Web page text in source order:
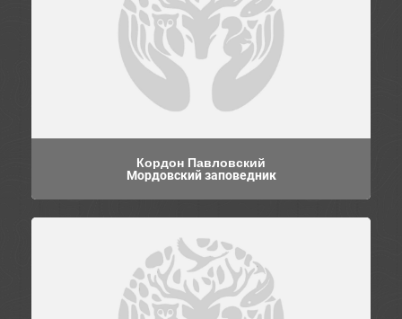
Кордон Павловский
Мордовский заповедник